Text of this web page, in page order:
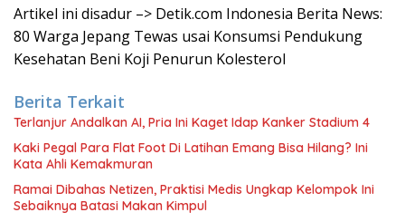
Artikel ini disadur –> Detik.com Indonesia Berita News:
80 Warga Jepang Tewas usai Konsumsi Pendukung
Kesehatan Beni Koji Penurun Kolesterol
Berita Terkait
Terlanjur Andalkan AI, Pria Ini Kaget Idap Kanker Stadium 4
Kaki Pegal Para Flat Foot Di Latihan Emang Bisa Hilang? Ini
Kata Ahli Kemakmuran
Ramai Dibahas Netizen, Praktisi Medis Ungkap Kelompok Ini
Sebaiknya Batasi Makan Kimpul